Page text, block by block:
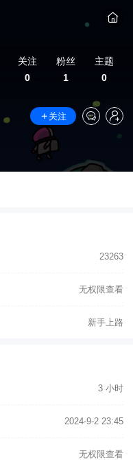
关注
0
粉丝
1
主题
0
关注
23263
无权限查看
新手上路
3 小时
2024-9-2 23:45
无权限查看